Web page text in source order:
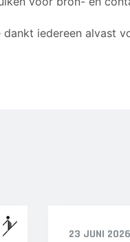
dankt iedereen alvast
23 JUNI 2026